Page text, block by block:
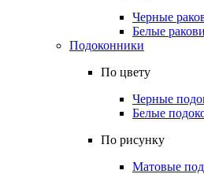
Черные
Белые
Подоконники
По цвету
Черные
Белые
По рисунку
Матовые